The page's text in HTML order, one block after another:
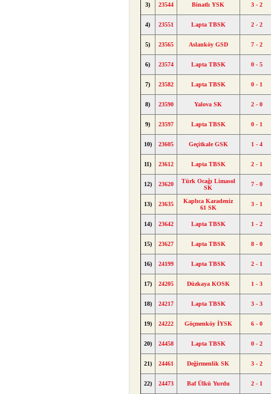
3) 23544 Binatlı YSK 3 - 2
4) 23551 Lapta TBSK 2 - 2
5) 23565 Aslanköy GSD 7 - 2
6) 23574 Lapta TBSK 0 - 5
7) 23582 Lapta TBSK 0 - 1
8) 23590 Yalova SK 2 - 0
9) 23597 Lapta TBSK 0 - 1
10) 23605 Geçitkale GSK 1 - 4
11) 23612 Lapta TBSK 2 - 1
12) 23620
Türk Ocağı Limasol
SK
7 - 0
13) 23635
Kaplıca Karadeniz
61 SK
3 - 1
14) 23642 Lapta TBSK 1 - 2
15) 23627 Lapta TBSK 8 - 0
16) 24199 Lapta TBSK 2 - 1
17) 24205 Düzkaya KOSK 1 - 3
18) 24217 Lapta TBSK 3 - 3
19) 24222 Göçmenköy İYSK 6 - 0
20) 24458 Lapta TBSK 0 - 2
21) 24461 Değirmenlik SK 3 - 2
22) 24473 Baf Ülkü Yurdu 2 - 1